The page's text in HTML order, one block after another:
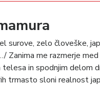
surove, zelo človeške,
Zanima me razmerje
in spodnjim delom
trmasto sloni realnost